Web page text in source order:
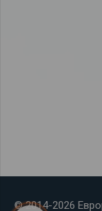
© 2014-2026